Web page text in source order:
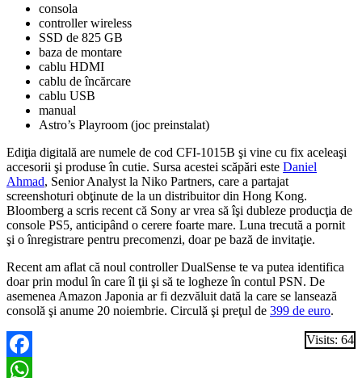
consola
controller wireless
SSD de 825 GB
baza de montare
cablu HDMI
cablu de încărcare
cablu USB
manual
Astro’s Playroom (joc preinstalat)
Ediţia digitală are numele de cod CFI-1015B şi vine cu fix aceleaşi
accesorii şi produse în cutie. Sursa acestei scăpări este Daniel
Ahmad, Senior Analyst la Niko Partners, care a partajat
screenshoturi obţinute de la un distribuitor din Hong Kong.
Bloomberg a scris recent că Sony ar vrea să îşi dubleze producţia de
console PS5, anticipând o cerere foarte mare. Luna trecută a pornit
şi o înregistrare pentru precomenzi, doar pe bază de invitaţie.
Recent am aflat că noul controller DualSense te va putea identifica
doar prin modul în care îl ţii şi să te logheze în contul PSN. De
asemenea Amazon Japonia ar fi dezvăluit dată la care se lansează
consolă şi anume 20 noiembrie. Circulă şi preţul de 399 de euro.
Visits: 64
Facebook